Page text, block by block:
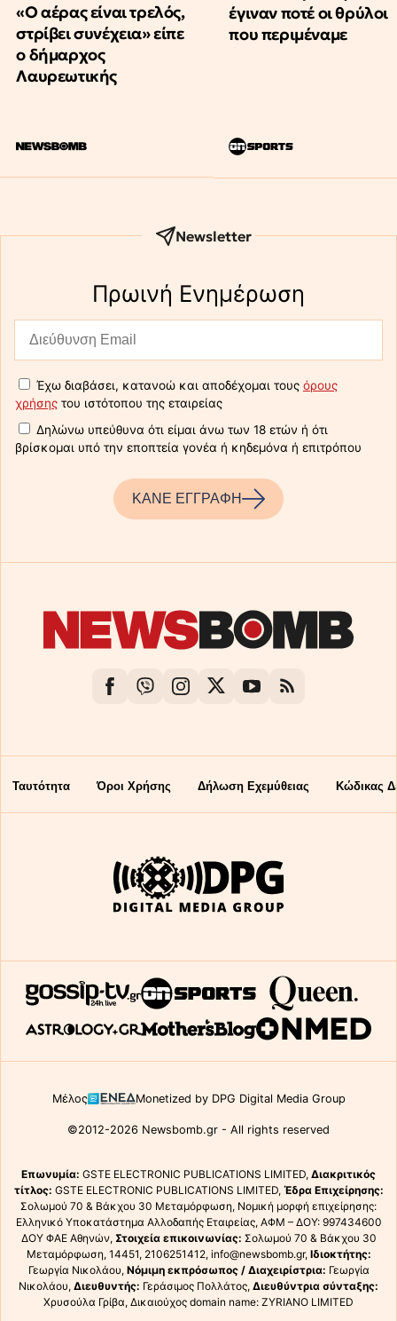
«Ο αέρας είναι τρελός,
στρίβει συνέχεια» είπε
ο δήμαρχος
Λαυρεωτικής
έγιναν ποτέ οι θρύλοι
που περιμέναμε
Newsletter
Πρωινή Eνημέρωση
Έχω διαβάσει, κατανοώ και αποδέχομαι τους όρους
χρήσης του ιστότοπου της εταιρείας
Δηλώνω υπεύθυνα ότι είμαι άνω των 18 ετών ή ότι
βρίσκομαι υπό την εποπτεία γονέα ή κηδεμόνα ή επιτρόπου
ΚΑΝΕ ΕΓΓΡΑΦΗ
Ταυτότητα Όροι Χρήσης Δήλωση Εχεμύθειας Κώδικας
Μέλος Monetized by DPG Digital Media Group
©2012-2026 Newsbomb.gr - All rights reserved
Επωνυμία: GSTE ELECTRONIC PUBLICATIONS LIMITED, Διακριτικός
τίτλος: GSTE ELECTRONIC PUBLICATIONS LIMITED, Έδρα Επιχείρησης:
Σολωμού 70 & Βάκχου 30 Μεταμόρφωση, Νομική μορφή επιχείρησης:
Ελληνικό Υποκατάστημα Αλλοδαπής Εταιρείας, ΑΦΜ – ΔΟΥ: 997434600
ΔΟΥ ΦΑΕ Αθηνών, Στοιχεία επικοινωνίας: Σολωμού 70 & Βάκχου 30
Μεταμόρφωση, 14451, 2106251412, info@newsbomb.gr, Ιδιοκτήτης:
Γεωργία Νικολάου, Νόμιμη εκπρόσωπος / Διαχειρίστρια: Γεωργία
Νικολάου, Διευθυντής: Γεράσιμος Πολλάτος, Διευθύντρια σύνταξης:
Χρυσούλα Γρίβα, Δικαιούχος domain name: ZYRIANO LIMITED